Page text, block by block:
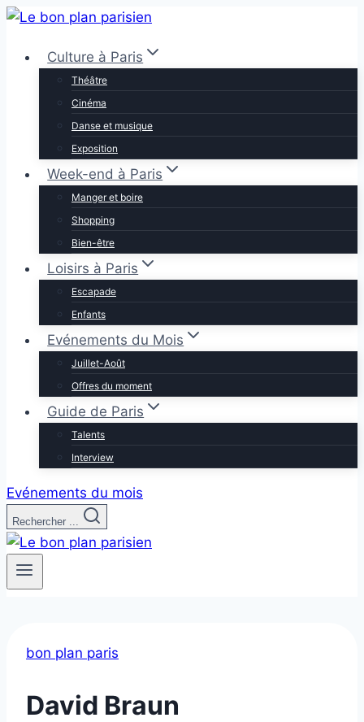
Aller
contenuCulture à Paris
Théâtre
Cinéma
Danse et musique
Exposition
Week-end à Paris
Manger et boire
Shopping
Bien-être
Loisirs à Paris
Escapade
Enfants
Evénements du Mois
Juillet-Août
Offres du moment
Guide de Paris
Talents
Interview
Evénements du mois
Rechercher ...
bon plan paris
David Braun